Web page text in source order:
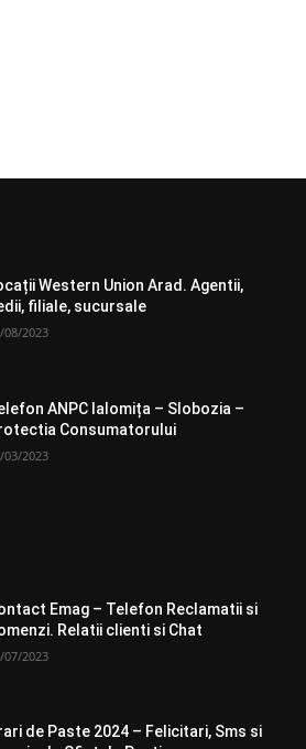
Western Union Arad. Agentii,
filiale, sucursale
08/2023
ANPC Ialomița – Slobozia –
Consumatorului
03/2023
Emag – Telefon Reclamatii si
Relatii clienti si Chat
07/2023
de Paste 2024 – Felicitari, Sms si